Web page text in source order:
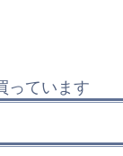
っています